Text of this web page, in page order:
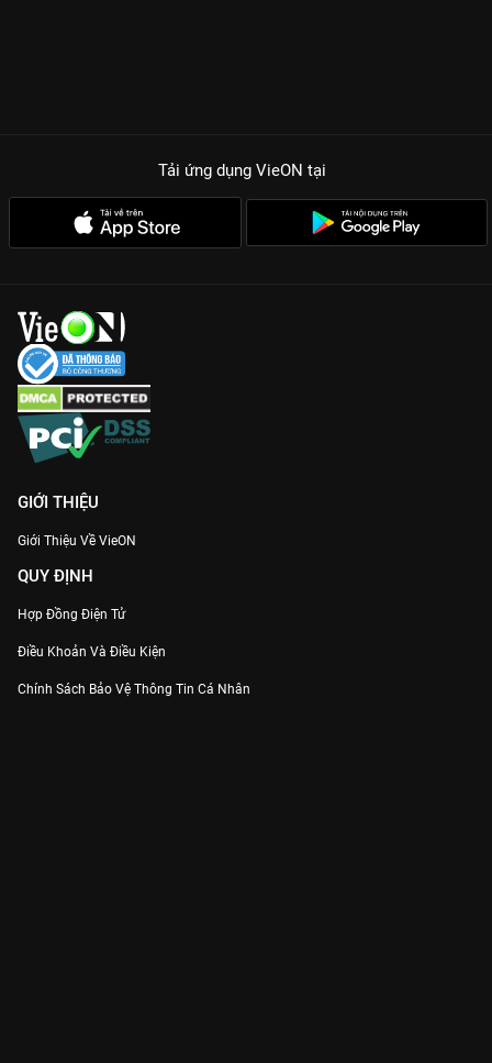
Tải ứng dụng VieON tại
GIỚI THIỆU
Giới Thiệu Về VieON
QUY ĐỊNH
Hợp Đồng Điện Tử
Điều Khoản Và Điều Kiện
Chính Sách Bảo Vệ Thông Tin Cá Nhân